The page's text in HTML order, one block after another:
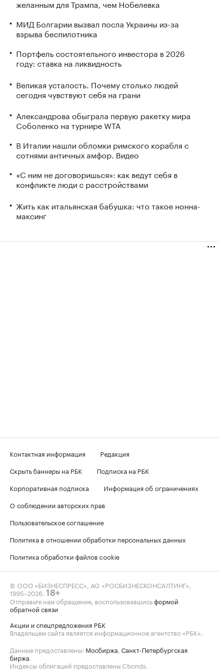
желанным для Трампа, чем Нобелевка
МИД Болгарии вызвал посла Украины из-за
взрыва беспилотника
Портфель состоятельного инвестора в 2026
году: ставка на ликвидность
Великая усталость. Почему столько людей
сегодня чувствуют себя на грани
Александрова обыграла первую ракетку мира
Соболенко на турнире WTA
В Италии нашли обломки римского корабля с
сотнями античных амфор. Видео
«С ним не договоришься»: как ведут себя в
конфликте люди с расстройствами
Жить как итальянская бабушка: что такое нонна-
максинг
Контактная информация
Редакция
Скрыть баннеры на РБК
Подписка на РБК
Корпоративная подписка
Информация об ограничениях
О соблюдении авторских прав
Пользовательское соглашение
Политика в отношении обработки персональных данных
Политика обработки файлов cookie
© ООО «БИЗНЕСПРЕСС», АО «РОСБИЗНЕСКОНСАЛТИНГ»,
1995–2026. 18+
Отправьте нам обращение, воспользовавшисьформой
обратной связи
Акции и спецпредложения РБК
Владельцем сайта является информационное агентство «РБК».
Данные предоставлены: Мосбиржа, Санкт-Петербургская
биржа.
Индексы облигаций предоставлены Cbonds.